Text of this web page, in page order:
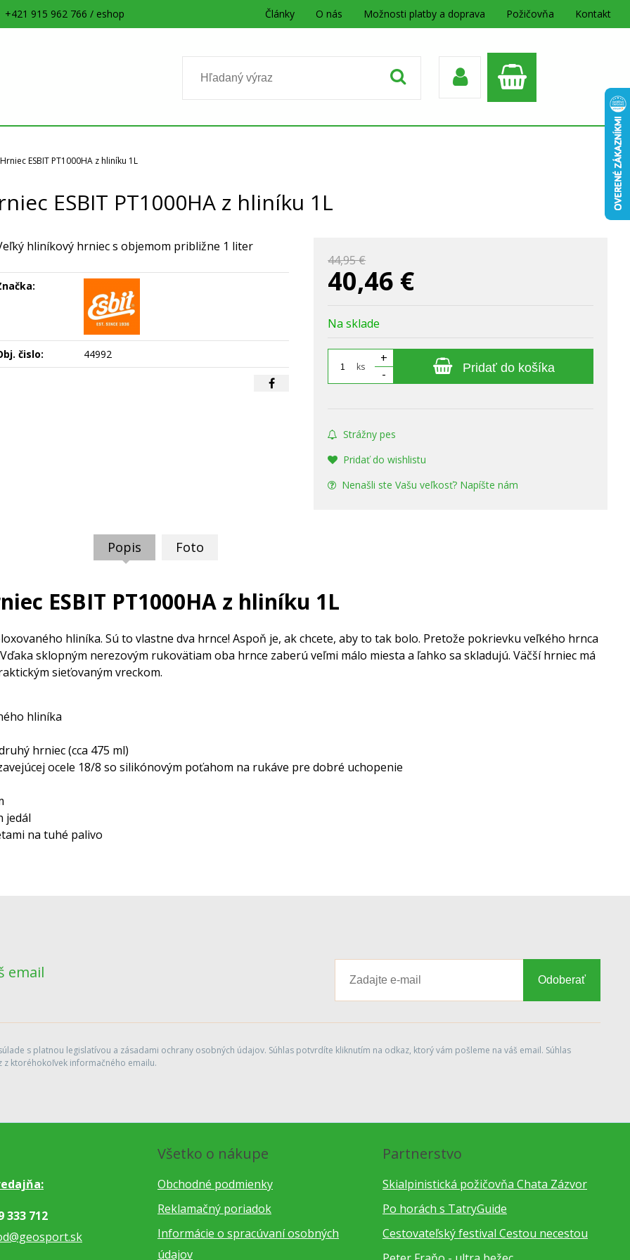
+421 915 962 766 / eshop Články O nás Možnosti platby a doprava Požičovňa Kontakt
Hrniec ESBIT PT1000HA z hliníku 1L
ESBIT PT1000HA z hliníku 1L
44,95 €
40,46 €
Na sklade
ks
+
-
Pridať do košíka
Strážny pes
Pridať do wishlistu
Nenašli ste Vašu veľkosť? Napíšte nám
hliníkový hrniec s objemom približne 1 liter
čislo: 44992
Popis Foto
ESBIT PT1000HA z hliníku 1L
hliníka. Sú to vlastne dva hrnce! Aspoň je, ak chcete, aby to tak bolo. Pretože pokrievku veľkého hrnca
sklopným nerezovým rukovätiam oba hrnce zaberú veľmi málo miesta a ľahko sa skladujú. Väčší hrniec má
sieťovaným vreckom.
hliníka
hrniec (cca 475 ml)
ocele 18/8 so silikónovým poťahom na rukáve pre dobré uchopenie
jedál
na tuhé palivo
email Odoberať
s platnou legislatívou a zásadami ochrany osobných údajov. Súhlas potvrdíte kliknutím na odkaz, ktorý vám pošleme na váš email. Súhlas
ktoréhokoľvek informačného emailu.
333 712
Všetko o nákupe
Obchodné podmienky
Reklamačný poriadok
Informácie o spracúvaní osobných
údajov
Partnerstvo
Skialpinistická požičovňa Chata Zázvor
Po horách s TatryGuide
Cestovateľský festival Cestou necestou